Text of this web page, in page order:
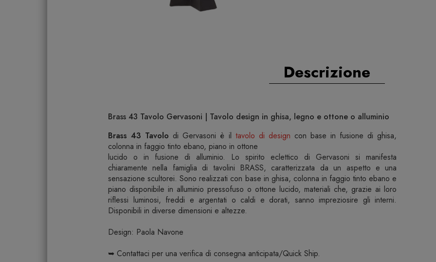
Descrizione
Brass 43 Tavolo Gervasoni | Tavolo design in ghisa, legno e ottone o alluminio
Brass 43 Tavolo di Gervasoni è il tavolo di design con base in fusione di ghisa,
colonna in faggio tinto ebano, piano in ottone
lucido o in fusione di alluminio. Lo spirito eclettico di Gervasoni si manifesta
chiaramente nella famiglia di tavolini BRASS, caratterizzata da un aspetto e una
sensazione scultorei. Sono realizzati con base in ghisa, colonna in faggio tinto ebano e
piano disponibile in alluminio pressofuso o ottone lucido, materiali che, grazie ai loro
riflessi luminosi, freddi e argentati o caldi e dorati, sanno impreziosire gli interni.
Disponibili in diverse dimensioni e altezze.
Design: Paola Navone
➥ Contattaci per una verifica di consegna anticipata/Quick Ship.